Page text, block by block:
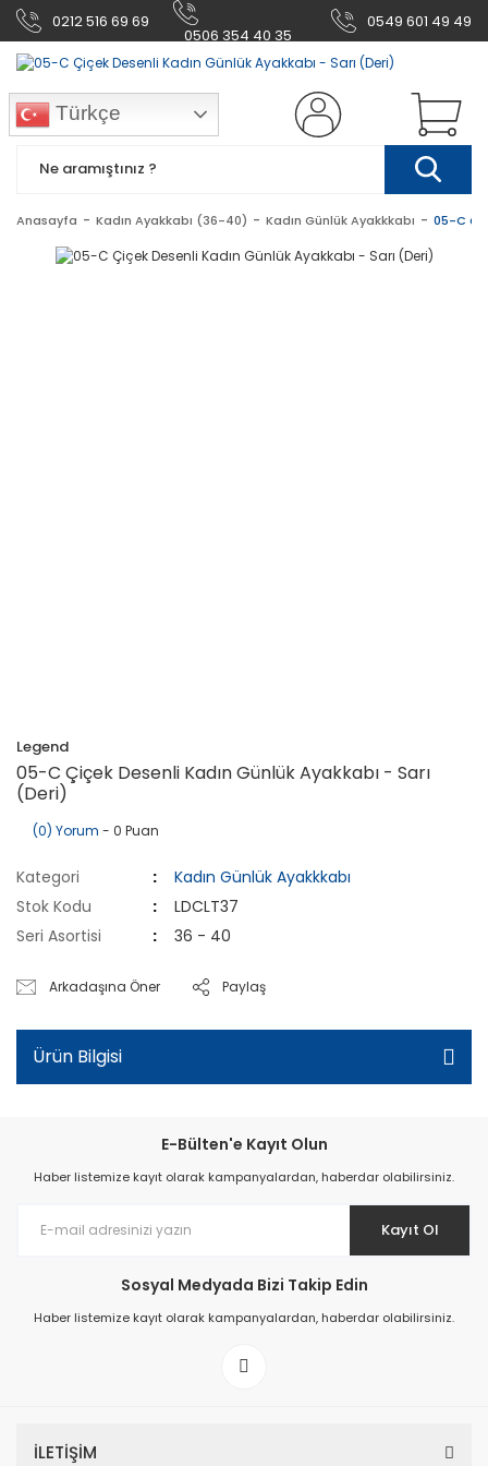
0212 516 69 69
0506 354 40 35
0549 601 49 49
Türkçe
Anasayfa Kadın Ayakkabı (36-40) Kadın Günlük Ayakkkabı 05-C
Legend
05-C Çiçek Desenli Kadın Günlük Ayakkabı - Sarı
(Deri)
(0) Yorum - 0 Puan
Kategori
Kadın Günlük Ayakkkabı
Stok Kodu
LDCLT37
Seri Asortisi
36 - 40
Arkadaşına Öner Paylaş
Ürün Bilgisi
E-Bülten'e Kayıt Olun
Haber listemize kayıt olarak kampanyalardan, haberdar olabilirsiniz.
Kayıt Ol
Sosyal Medyada Bizi Takip Edin
Haber listemize kayıt olarak kampanyalardan, haberdar olabilirsiniz.
İLETİŞİM